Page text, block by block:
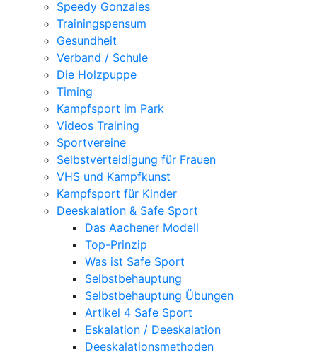
Speedy Gonzales
Trainingspensum
Gesundheit
Verband / Schule
Die Holzpuppe
Timing
Kampfsport im Park
Videos Training
Sportvereine
Selbstverteidigung für Frauen
VHS und Kampfkunst
Kampfsport für Kinder
Deeskalation & Safe Sport
Das Aachener Modell
Top-Prinzip
Was ist Safe Sport
Selbstbehauptung
Selbstbehauptung Übungen
Artikel 4 Safe Sport
Eskalation / Deeskalation
Deeskalationsmethoden